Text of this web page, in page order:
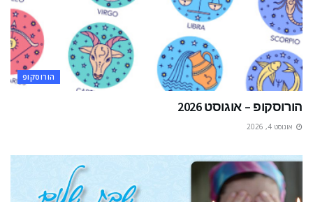
הורוסקופ
הורוסקופ – אוגוסט 2026
אוגוסט 4, 2026